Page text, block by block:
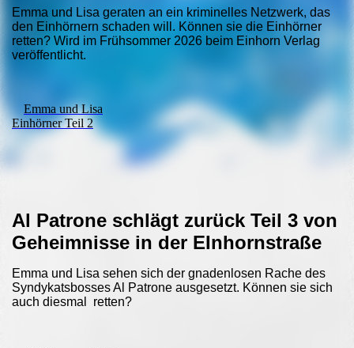
Emma und Lisa geraten an ein kriminelles Netzwerk, das
den Einhörnern schaden will. Können sie die Einhörner
retten? Wird im Frühsommer 2026 beim Einhorn Verlag
veröffentlicht.
Emma und Lisa
Einhörner Teil 2
Al Patrone schlägt zurück Teil 3 von
Geheimnisse in der EInhornstraße
Emma und Lisa sehen sich der gnadenlosen Rache des
Syndykatsbosses Al Patrone ausgesetzt. Können sie sich
auch diesmal retten?